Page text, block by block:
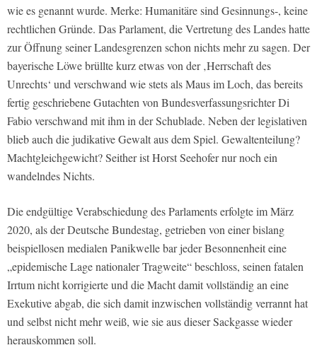
wie es genannt wurde. Merke: Humanitäre sind Gesinnungs-, keine
rechtlichen Gründe. Das Parlament, die Vertretung des Landes hatte
zur Öffnung seiner Landesgrenzen schon nichts mehr zu sagen. Der
bayerische Löwe brüllte kurz etwas von der ‚Herrschaft des
Unrechts‘ und verschwand wie stets als Maus im Loch, das bereits
fertig geschriebene Gutachten von Bundesverfassungsrichter Di
Fabio verschwand mit ihm in der Schublade. Neben der legislativen
blieb auch die judikative Gewalt aus dem Spiel. Gewaltenteilung?
Machtgleichgewicht? Seither ist Horst Seehofer nur noch ein
wandelndes Nichts.
Die endgültige Verabschiedung des Parlaments erfolgte im März
2020, als der Deutsche Bundestag, getrieben von einer bislang
beispiellosen medialen Panikwelle bar jeder Besonnenheit eine
„epidemische Lage nationaler Tragweite“ beschloss, seinen fatalen
Irrtum nicht korrigierte und die Macht damit vollständig an eine
Exekutive abgab, die sich damit inzwischen vollständig verrannt hat
und selbst nicht mehr weiß, wie sie aus dieser Sackgasse wieder
herauskommen soll.